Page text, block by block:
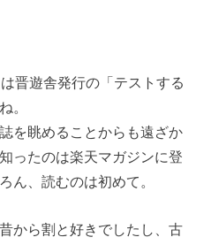
晋遊舎発行の「テストする
。
を眺めることからも遠ざか
ったのは楽天マガジンに登
ん、読むのは初めて。
から割と好きでしたし、古